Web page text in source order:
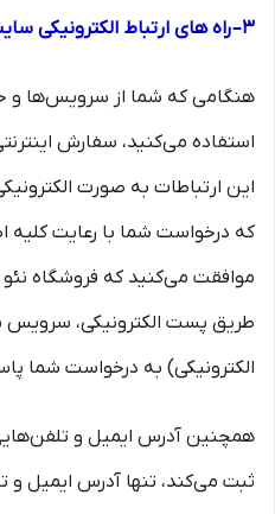
۳– راه های ارتباط الکترونیکی سایت
هنگامی که شما از سرویس‌‏ها و
استفاده می‏‌کنید، سفارش
این ارتباطات به صورت
که درخواست شما با رعایت کلیه
موافقت می‌‏کنید که فروشگاه نئو
طریق پست الکترونیکی، سرویس
الکترونیکی) به درخواست شما
همچنین آدرس ایمیل و
ثبت می‌کند، تنها آدرس ایمیل و